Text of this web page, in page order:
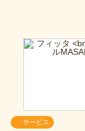
サービス